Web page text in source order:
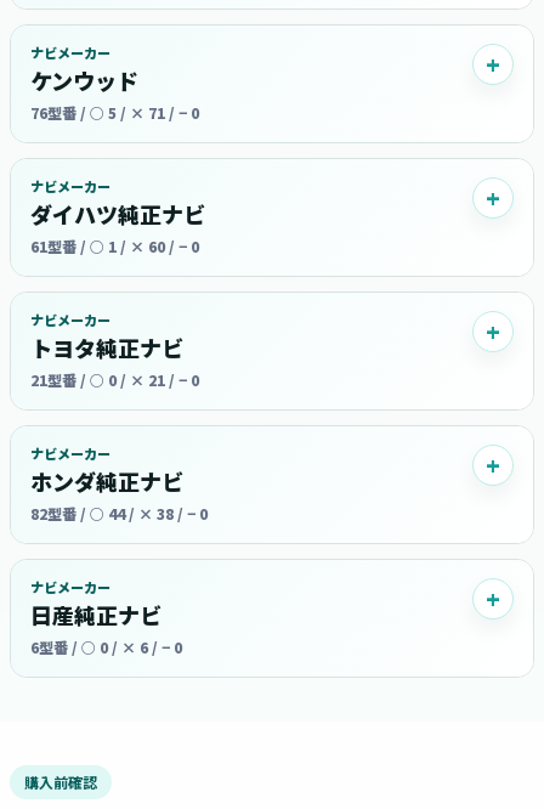
ナビメーカー
ケンウッド
76型番 / ○ 5 / × 71 / − 0
ナビメーカー
ダイハツ純正ナビ
61型番 / ○ 1 / × 60 / − 0
ナビメーカー
トヨタ純正ナビ
21型番 / ○ 0 / × 21 / − 0
ナビメーカー
ホンダ純正ナビ
82型番 / ○ 44 / × 38 / − 0
ナビメーカー
日産純正ナビ
6型番 / ○ 0 / × 6 / − 0
購入前確認